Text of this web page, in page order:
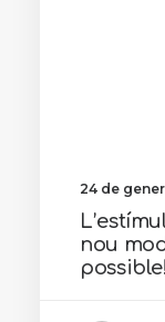
24 de
nou
possible!